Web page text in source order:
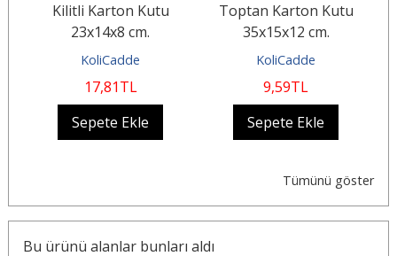
Kilitli Karton Kutu
23x14x8 cm.
KoliCadde
17,81TL
Sepete Ekle
Toptan Karton Kutu
35x15x12 cm.
KoliCadde
9,59TL
Sepete Ekle
Tümünü göster
Bu ürünü alanlar bunları aldı